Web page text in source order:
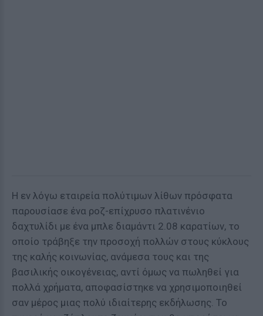
Η εν λόγω εταιρεία πολύτιμων λίθων πρόσφατα
παρουσίασε ένα ροζ-επίχρυσο πλατινένιο
δαχτυλίδι με ένα μπλε διαμάντι 2.08 καρατίων, το
οποίο τράβηξε την προσοχή πολλών στους κύκλους
της καλής κοινωνίας, ανάμεσα τους και της
βασιλικής οικογένειας, αντί όμως να πωληθεί για
πολλά χρήματα, αποφασίστηκε να χρησιμοποιηθεί
σαν μέρος μιας πολύ ιδιαίτερης εκδήλωσης. Το